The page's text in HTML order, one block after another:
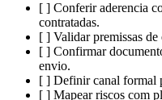
[ ] Conferir aderencia
contratadas.
[ ] Validar premissas
[ ] Confirmar
envio.
[ ] Definir canal formal
[ ] Mapear riscos com